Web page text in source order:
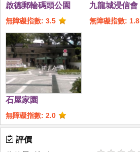
啟德郵輪碼頭公園
無障礙指數: 3.5
九龍城浸信會
無障礙指數: 1.8
石屋家園
無障礙指數: 2.0
評價